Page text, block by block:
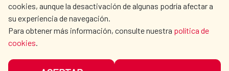
cookies, aunque la desactivación de algunas podría afectar a
su experiencia de navegación.
Para obtener más información, consulte nuestra política de
cookies.
COOKIE POLICY
BROWSING GUIDE